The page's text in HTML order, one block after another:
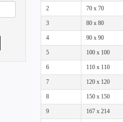
2 70 x 70
3 80 x 80
4 90 x 90
5 100 x 100
6 110 x 110
7 120 x 120
8 150 x 150
9 167 x 214